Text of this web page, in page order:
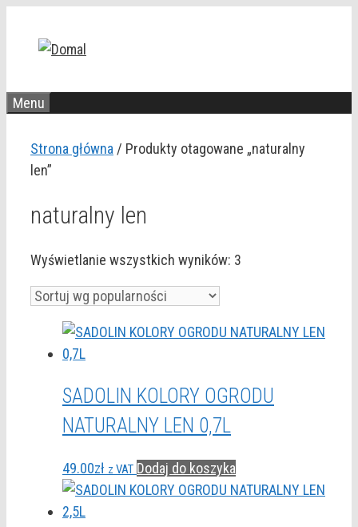
Menu
Strona główna / Produkty otagowane „naturalny
len”
naturalny len
Wyświetlanie wszystkich wyników: 3
SADOLIN KOLORY OGRODU
NATURALNY LEN 0,7L
49.00zł z VAT Dodaj do koszyka